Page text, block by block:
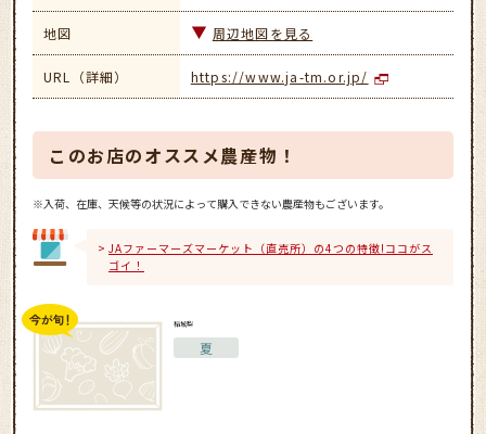
地図 周辺地図を見る
URL（詳細） https://www.ja-tm.or.jp/
このお店のオススメ農産物！
※入荷、在庫、天候等の状況によって購入できない農産物もございます。
JAファーマーズマーケット（直売所）の4つの特徴!ココがス
ゴイ！
稲城梨
夏